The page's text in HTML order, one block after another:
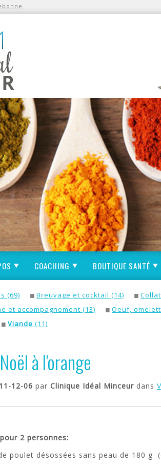
COACHING BOUTIQUE SANTÉ
(69) Breuvage et cocktail (14)
et accompagnement (13) Oeuf,
Viande (11)
à l'orange
12-06 par Clinique Idéal Minceur dans
2 personnes:
poulet désossées sans peau de 180 g